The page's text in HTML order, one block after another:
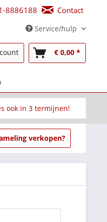
8886188 Contact
Service/hulp
€ 0,00 *
ook in 3 termijnen!
(veilig via SSL)
verkopen?